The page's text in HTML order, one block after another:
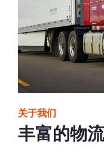
关于我们
丰富的物